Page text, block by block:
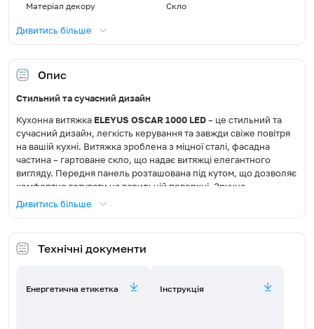
Матеріал декору Скло
Тип освітлення
Освітлення, Вт
Діаметр повітропроводу, мм
Режим роботи Відведення / Рециркуляція
Фільтр жировий Алюмінієвий
фільтра
Максимальна споживана
Дивитись більше
Опис
Стильний та сучасний дизайн
Кухонна витяжка ELEYUS OSCAR 1000 LED– це стильний та
сучасний дизайн, легкість керування та завжди свіже повітря
на вашій кухні. Витяжка зроблена з міцної сталі, фасадна
частина – гартоване скло, що надає витяжці елегантного
вигляду. Передня панель розташована під кутом, що дозволяє
комфортно готувати на варильній поверхні. Зручна
конструкція і лаконічний стиль витяжки гармонійно
Продуктивна турбінапотужністю 1000 м³/год
Дивитись більше
Технічні документи
Енергетична етикетка Інструкція